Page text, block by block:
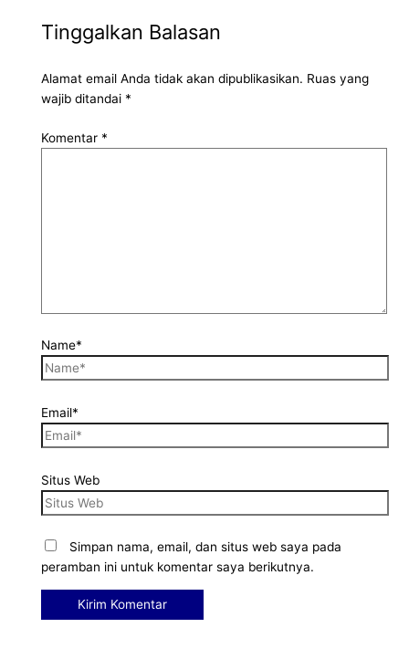
Tinggalkan Balasan
Alamat email Anda tidak akan dipublikasikan. Ruas yang
wajib ditandai *
Komentar *
Name*
Email*
Situs Web
Simpan nama, email, dan situs web saya pada
peramban ini untuk komentar saya berikutnya.